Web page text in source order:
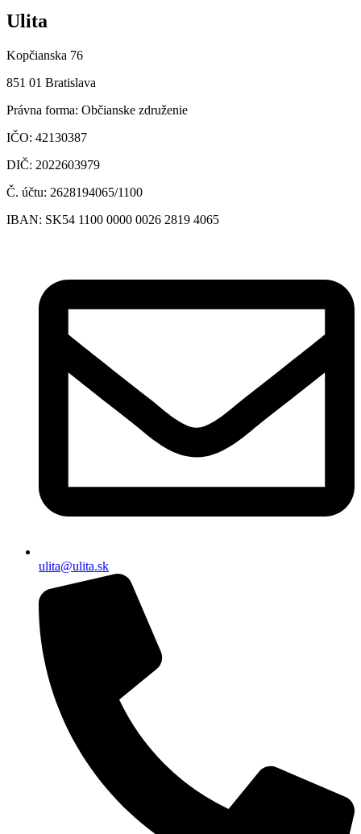
Ulita
Kopčianska 76
851 01 Bratislava
Právna forma: Občianske združenie
IČO: 42130387
DIČ: 2022603979
Č. účtu: 2628194065/1100
IBAN: SK54 1100 0000 0026 2819 4065
ulita@ulita.sk